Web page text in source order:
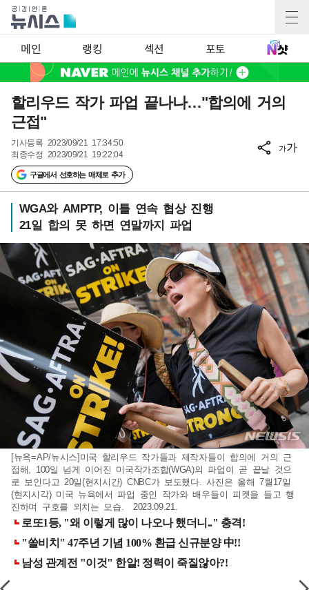
메인 랭킹 섹션 포토
할리우드 작가 파업 끝나나…"합의에 거의
근접"
기사등록 2023/09/21 17:34:50
최종수정 2023/09/21 19:22:04
구글에서 선호하는 매체로 추가
가가
WGA와 AMPTP, 이틀 연속 협상 진행
21일 합의 못 하면 연말까지 파업
[뉴욕=AP/뉴시스]미국 할리우드 작가들과 제작자들이 합의에 거의 근
접해, 100일 넘게 이어진 미국작가조합( WGA )의 파업이 곧 끝날 것으
로 보인다고 20일(현지시간) CNBC가 보도했다. 사진은 올해 7월17일
(현지시각) 미국 뉴욕에서 파업 중인 작가와 배우들이 피켓을 들고 행
진하며 구호를 외치는 모습. 2023.09.21.